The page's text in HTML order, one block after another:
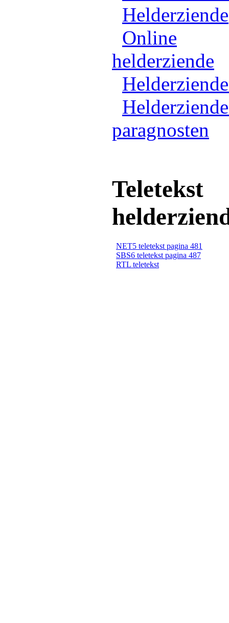
Helderziende
Online
helderziende
paragnosten
Teletekst
NET5 teletekst pagina 481
SBS6 teletekst pagina 487
RTL teletekst